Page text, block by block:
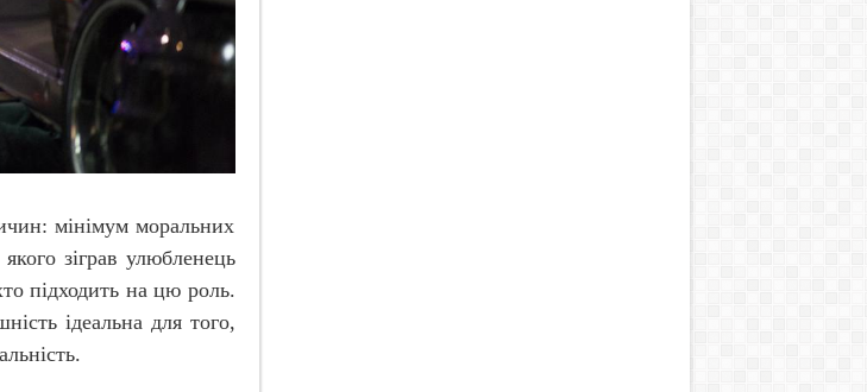
мінімум моральних
зіграв улюбленець
підходить на цю роль.
ідеальна для того,